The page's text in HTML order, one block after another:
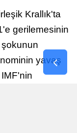
Krallık'ta
gerilemesinin
şokunun
yavaş